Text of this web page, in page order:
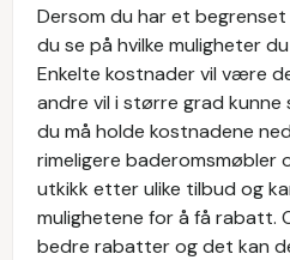
Dersom du har et
du se på hvilke muligheter
Enkelte kostnader vil være
andre vil i større grad kunne
du må holde kostnadene
rimeligere baderomsmøbler
utkikk etter ulike tilbud og
mulighetene for å få rabatt.
bedre rabatter og det kan